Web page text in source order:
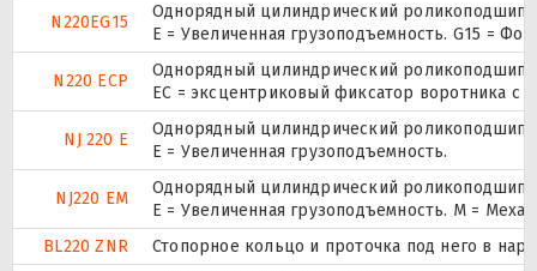
N220EG15
Однорядный цилиндрический
E = Увеличенная грузоподъемность. G15 =
N220 ECP
Однорядный цилиндрический
ЕС = эксцентриковый фиксатор воротника с
NJ 220 E
Однорядный цилиндрический
Е = Увеличенная грузоподъемность.
NJ220 EM
Однорядный цилиндрический
E = Увеличенная грузоподъемность. М =
BL220 ZNR
Стопорное кольцо и проточка под него в